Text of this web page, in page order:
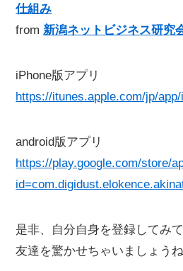
仕組み
from新潟ネットビジネス研究
iPhone版アプリ
https://itunes.apple.com/jp/app/
android版アプリ
https://play.google.com/store/
是非、自分自身を登録してみて
友達を驚かせちゃいましょうね